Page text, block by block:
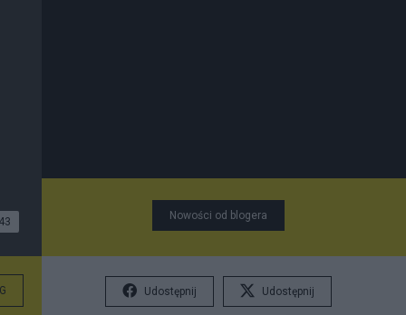
43 Nowości od blogera
Udostępnij Udostępnij